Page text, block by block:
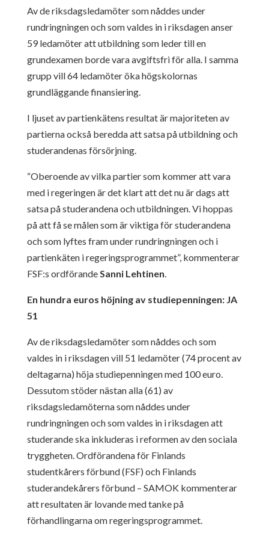
Av de riksdagsledamöter som nåddes under
rundringningen och som valdes in i riksdagen anser
59 ledamöter att utbildning som leder till en
grundexamen borde vara avgiftsfri för alla. I samma
grupp vill 64 ledamöter öka högskolornas
grundläggande finansiering.
I ljuset av partienkätens resultat är majoriteten av
partierna också beredda att satsa på utbildning och
studerandenas försörjning.
“Oberoende av vilka partier som kommer att vara
med i regeringen är det klart att det nu är dags att
satsa på studerandena och utbildningen. Vi hoppas
på att få se målen som är viktiga för studerandena
och som lyftes fram under rundringningen och i
partienkäten i regeringsprogrammet”, kommenterar
FSF:s ordförandeSanni Lehtinen.
En hundra euros höjning av studiepenningen: JA
51
Av de riksdagsledamöter som nåddes och som
valdes in i riksdagen vill 51 ledamöter (74 procent av
deltagarna) höja studiepenningen med 100 euro.
Dessutom stöder nästan alla (61) av
riksdagsledamöterna som nåddes under
rundringningen och som valdes in i riksdagen att
studerande ska inkluderas i reformen av den sociala
tryggheten. Ordförandena för Finlands
studentkårers förbund (FSF) och Finlands
studerandekårers förbund – SAMOK kommenterar
att resultaten är lovande med tanke på
förhandlingarna om regeringsprogrammet.